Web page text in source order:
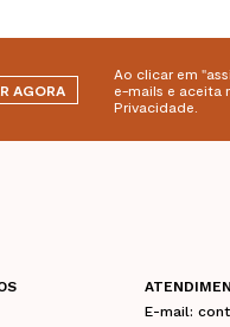
AGORA
Ao clicar em
e-mails e aceita
Privacidade.
E-mail: